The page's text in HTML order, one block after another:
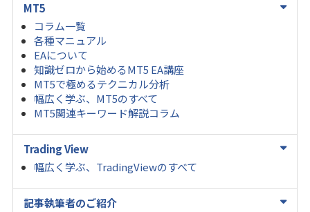
MT5
コラム一覧
各種マニュアル
EAについて
知識ゼロから始めるMT5 EA講座
MT5で極めるテクニカル分析
幅広く学ぶ、MT5のすべて
MT5関連キーワード解説コラム
Trading View
幅広く学ぶ、TradingViewのすべて
記事執筆者のご紹介